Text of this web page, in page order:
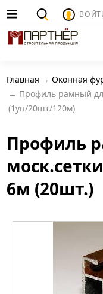
Главная Оконная
Профиль рамный
(1уп/20шт/120м)
Профиль
6м (20шт.)